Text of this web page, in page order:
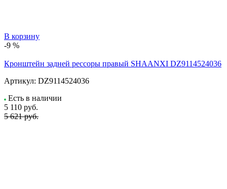
В корзину
-9 %
Кронштейн задней рессоры правый SHAANXI DZ9114524036
Артикул: DZ9114524036
Есть в наличии
5 110 руб.
5 621 руб.